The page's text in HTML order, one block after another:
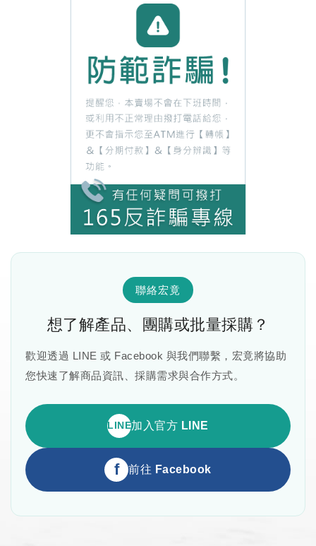
聯絡宏竟
想了解產品、團購或批量採購？
歡迎透過 LINE 或 Facebook 與我們聯繫，宏竟將協助
您快速了解商品資訊、採購需求與合作方式。
LINE加入官方 LINE
f 前往 Facebook